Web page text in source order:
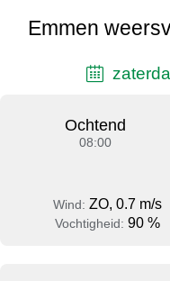
Emmen
Ochtend
08:00
Wind: ZO, 0.7 m/s
Vochtigheid: 90 %